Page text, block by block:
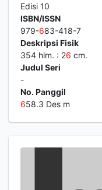
Edisi 10
ISBN/ISSN
979-683-418-7
Deskripsi Fisik
354 hlm. : 26 cm.
Judul Seri
-
No. Panggil
658.3 Des m